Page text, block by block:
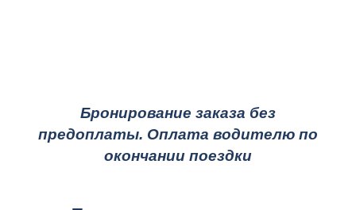
Бронирование заказа без
предоплаты. Оплата водителю по
окончании поездки